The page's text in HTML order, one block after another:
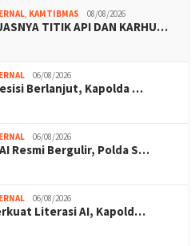
, KAMTIBMAS 08/08/2026
TITIK API DAN KARHU…
06/08/2026
Berlanjut, Kapolda …
06/08/2026
Resmi Bergulir, Polda S…
06/08/2026
Literasi AI, Kapold…